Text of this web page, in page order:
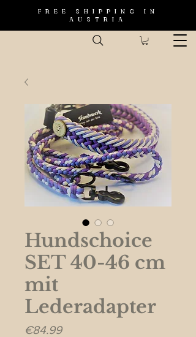
FREE SHIPPING IN
AUSTRIA
Hundschoice
SET 40-46 cm
mit
Lederadapter
€84.99Price